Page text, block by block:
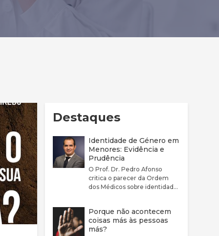
Destaques
Identidade de Género em
Menores: Evidência e
Prudência
O Prof. Dr. Pedro Afonso
critica o parecer da Ordem
dos Médicos sobre identidade
adequadamente a
complexidade clínica nem a
fragilidade da evidência
Porque não acontecem
coisas más às pessoas
más?